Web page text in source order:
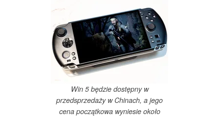
Win 5 będzie dostępny w
przedsprzedaży w Chinach, a jego
cena początkowa wyniesie około